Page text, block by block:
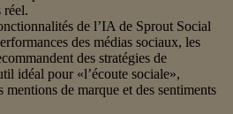
réel.
de l’IA de Sprout Social
des médias sociaux, les
des stratégies de
idéal pour «l’écoute sociale»,
mentions de marque et des sentiments